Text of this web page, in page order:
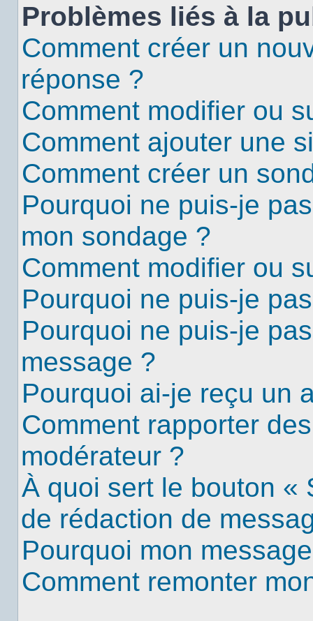
Problèmes liés à la
Comment créer un
réponse ?
Comment modifier ou
Comment ajouter une
Comment créer un
Pourquoi ne puis-je
mon sondage ?
Comment modifier ou
Pourquoi ne puis-je
Pourquoi ne puis-je
message ?
Pourquoi ai-je reçu un
Comment rapporter
modérateur ?
À quoi sert le bouton «
de rédaction de
Pourquoi mon
Comment remonter